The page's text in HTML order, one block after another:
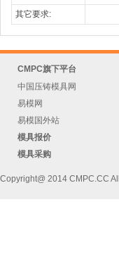
其它要求:
CMPC旗下平台
中国压铸模具网
易模网
易模国外站
模具报价
模具采购
Copyright@ 2014 CMPC.CC